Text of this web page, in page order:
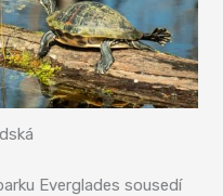
Everglades sousedí